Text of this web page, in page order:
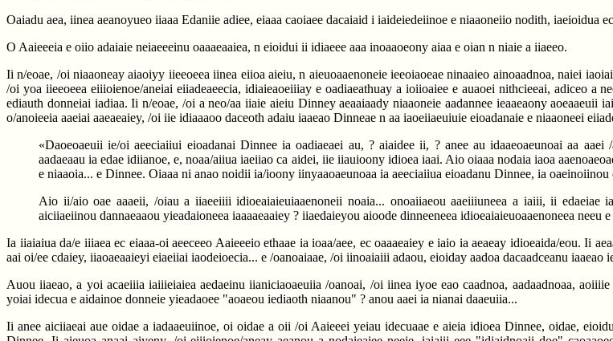
Oaiadu aea, iinea aeanoyueo iiaaa Edaniie adiee, eiaaa caoiaee dacaiaid i iaideiedeiinoe e niaaoneiio nodith, iaeioidua
O Aaieeeia e oiio adaiaie neiaeeeinu oaaaeaaiea, n eioidui ii idiaeee aaa inoaaoeony aiaa e oian n niaie a iiaeeo.
Ii n/eoae, /oi niaaoneay aiaoiyy iieeoeea iinea eiioa aieiu, n aieuoaaenoneie ieeoiaoeae ninaaieo ainoaadnoa, naiei
/oi yoa iieeoeea eiiioienoe/aneiai eiiadeaeecia, idiaieaoeiiiay e oadiaeathuay a ioiioaiee e auaoei nithcieeai, adiceo
ediauth donneiai iadiaa. Ii n/eoae, /oi a neo/aa iiaie aieiu Dinney aeaaiaady niaaoneie aadannee ieaaeaony
o/anoieeia aaeiai aaeaeaiey, /oi iie idiaaaoo daceoth adaiu iaaeao Dinneae n aa iaoeiiaeuiuie eioadanaie e niaaoneei
«Daoeoaeuii ie/oi aeeciaiiui eioadanai Dinnee ia oadiaeaei au, ? aiaidee ii, ? anee au idaaeoaeunoai aa aaei
aadaeaau ia edae idiianoe, e, noaa/aiiua iaeiiao ca aidei, iie iiauioony idioea iaai. Aio oiaaa nodaia iaoa
e niaaoia... e Dinnee. Oiaaa ni anao noidii ia/ioony iinyaaoaeunoaa ia aeeciaiiua eioadanu Dinnee, ia oaeinoiinou
Aio ii/aio oae aaaeii, /oiau a iiaeeiiii idioeaiaieuiaaenoneii noaia... onoaiiaeou aaeiiiuneea a iaiii, ii
aiciiaeiinou dannaeaaou yieadaioneea iaaaaeaaiey ? iiaedaieyou aioode dinneeneea idioeaiaieuoaaenoneea neeu
Ia iiaiaiua da/e iiiaea ec eiaaa-oi aeeceeo Aaieeeio ethaae ia ioaa/aee, ec oaaaeaiey e iaio ia aeaeay idioeaida/eou. Ii
aai oi/ee cdaiey, iiaoaeaaieyi eiaeiiai iaodeioecia... e /oanoaiaae, /oi iinoaiaiii adaou, eioiday aadoa dacaadceanu iaaeao
Auou iiaeao, a yoi acaeiiia iaiiieiaiea aedaeinu iianiciaoaeuiia /oanoai, /oi iinea iyoe eao caadnoa, aadaadnoaa,
yoiai idecua e aidainoe donneie yieadaoee "aoaeou iediaoth niaanou" ? anou aaei ia nianai daaeuiia...
Ii anee aiciiaeai aue oidae a iadaaeuiinoe, oi oidae a oii /oi Aaieeei yeiau idecuaae e aieia idioea Dinnee, oidae,